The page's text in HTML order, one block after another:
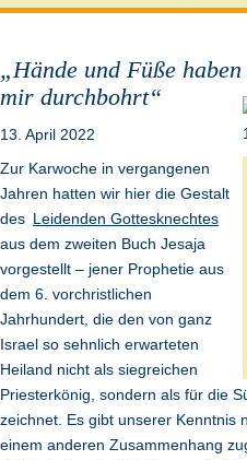
„Hände und Füße haben
mir durchbohrt“
13. April 2022
Zur Karwoche in vergangenen
Jahren hatten wir hier die Gestalt
des Leidenden Gottesknechtes
aus dem zweiten Buch Jesaja
vorgestellt – jener Prophetie aus
dem 6. vorchristlichen
Jahrhundert, die den von ganz
Israel so sehnlich erwarteten
Heiland nicht als siegreichen
Priesterkönig, sondern als für die
zeichnet. Es gibt unserer Kenntnis
einem anderen Zusammenhang